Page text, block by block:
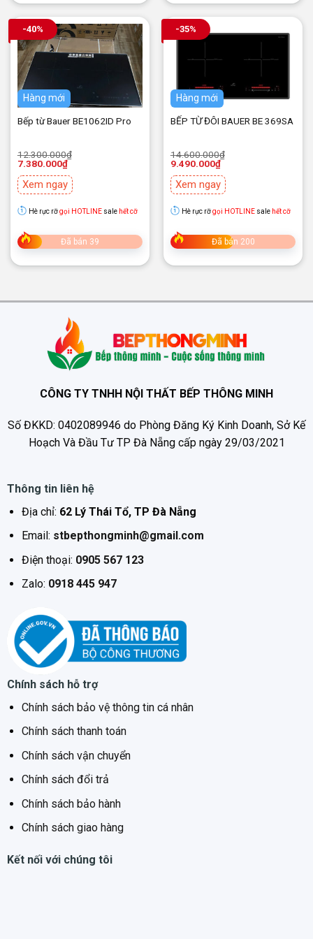
-40%
Hàng mới
Bếp từ Bauer BE1062ID Pro
12.300.000₫
Giá
gốc
12.300.000₫.
7.380.000₫
Giá
hiện
là:
7.380.000₫.
Xem ngay
Hè rực rỡgọi HOTLINEsale hết cỡ
Đã bán 39
-35%
Hàng mới
BẾP TỪ ĐÔI BAUER BE 369SA
14.600.000₫
Giá
gốc
14.600.000₫.
9.490.000₫
Giá
hiện
là:
9.490.000₫.
Xem ngay
Hè rực rỡgọi HOTLINEsale hết cỡ
Đã bán 200
CÔNG TY TNHH NỘI THẤT BẾP THÔNG MINH
Số ĐKKD: 0402089946 do Phòng Đăng Ký Kinh Doanh, Sở Kế
Hoạch Và Đầu Tư TP Đà Nẵng cấp ngày 29/03/2021
Thông tin liên hệ
Địa chỉ: 62 Lý Thái Tổ, TP Đà Nẵng
Email: stbepthongminh@gmail.com
Điện thoại: 0905 567 123
Zalo: 0918 445 947
Chính sách hỗ trợ
Chính sách bảo vệ thông tin cá nhân
Chính sách thanh toán
Chính sách vận chuyển
Chính sách đổi trả
Chính sách bảo hành
Chính sách giao hàng
Kết nối với chúng tôi